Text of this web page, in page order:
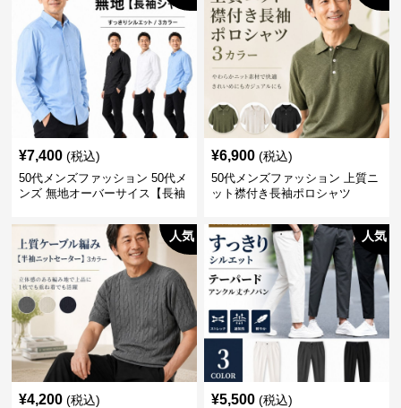
¥7,400 (税込)
50代メンズファッション 50代メ
ンズ 無地オーバーサイス【長袖
¥6,900 (税込)
50代メンズファッション 上質ニ
ット襟付き長袖ポロシャツ
人気
¥4,200 (税込)
人気
¥5,500 (税込)